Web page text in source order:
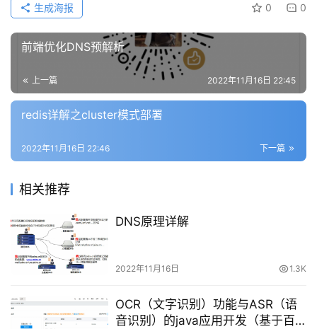
公
告
答
区
优
速
盾
动
态
登录
0 0
生成海报
前端优化DNS预解析
上一篇 2022年11月16日 22:45
redis详解之cluster模式部署
下一篇
2022年11月16日 22:46
相关推荐
DNS原理详解
2022年11月16日 1.3K
OCR（文字识别）功能与ASR（语
音识别）的java应用开发（基于百